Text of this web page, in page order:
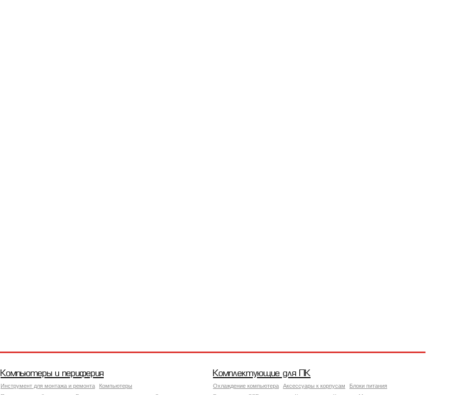
Компьютеры и периферия
Инструмент для монтажа и ремонта
Компьютеры
Комплектующие для ПК
Охлаждение компьютера Аксессуары к корпусам
Блоки питания